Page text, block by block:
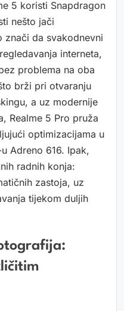
5 koristi Snapdragon
nešto jači
znači da svakodnevni
interneta,
problema na oba
brži pri otvaranju
a uz modernije
Realme 5 Pro pruža
optimizacijama u
Adreno 616. Ipak,
radnih konja:
zastoja, uz
tijekom duljih